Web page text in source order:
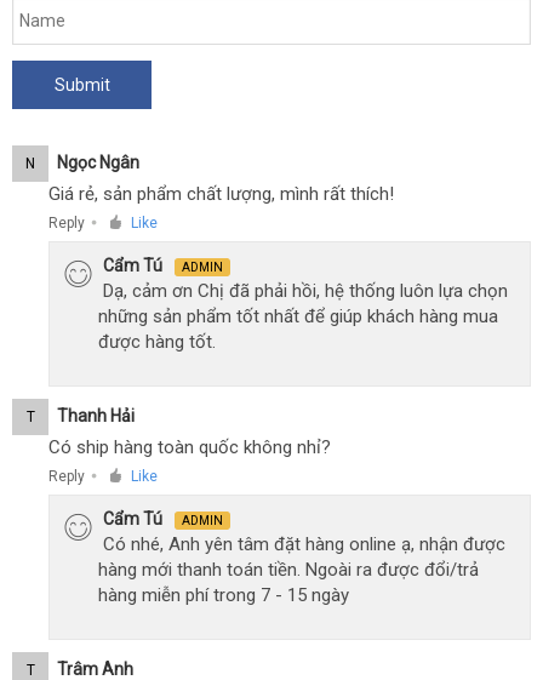
N Ngọc Ngân
Giá rẻ, sản phẩm chất lượng, mình rất thích!
Reply ● Like
Cẩm Tú ADMIN
Dạ, cảm ơn Chị đã phải hồi, hệ thống luôn lựa chọn
những sản phẩm tốt nhất để giúp khách hàng mua
được hàng tốt.
T Thanh Hải
Có ship hàng toàn quốc không nhỉ?
Reply ● Like
Cẩm Tú ADMIN
Có nhé, Anh yên tâm đặt hàng online ạ, nhận được
hàng mới thanh toán tiền. Ngoài ra được đổi/trả
hàng miễn phí trong 7 - 15 ngày
T Trâm Anh